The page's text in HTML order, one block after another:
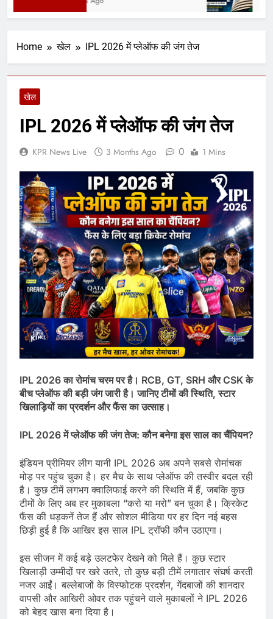
Home खेल IPL 2026 में प्लेऑफ की जंग तेज
खेल
IPL 2026 में प्लेऑफ की जंग तेज
KPR News Live 3 Months Ago 0 1 Mins
IPL 2026का रोमांच चरम पर है। RCB, GT, SRH औरCSKके
बीच प्लेऑफ की बड़ी जंग जारी है। जानिए टीमों की स्थिति,स्टार
खिलाड़ियों का प्रदर्शन और फैंस का उत्साह।
IPL 2026में प्लेऑफ की जंग तेज: कौन बनेगा इस साल का चैंपियन?
इंडियन प्रीमियर लीग यानी IPL 2026 अब अपने सबसे रोमांचक
मोड़ पर पहुंच चुका है। हर मैच के साथ प्लेऑफ की तस्वीर बदल रही
है। कुछ टीमें लगभग क्वालिफाई करने की स्थिति में हैं, जबकि कुछ
टीमों के लिए अब हर मुकाबला “करो या मरो” बन चुका है। क्रिकेट
फैंस की धड़कनें तेज हैं और सोशल मीडिया पर हर दिन नई बहस
छिड़ी हुई है कि आखिर इस साल IPL ट्रॉफी कौन उठाएगा।
इस सीजन में कई बड़े उलटफेर देखने को मिले हैं। कुछ स्टार
खिलाड़ी उम्मीदों पर खरे उतरे, तो कुछ बड़ी टीमें लगातार संघर्ष करती
नजर आईं। बल्लेबाजों के विस्फोटक प्रदर्शन, गेंदबाजों की शानदार
वापसी और आखिरी ओवर तक पहुंचने वाले मुकाबलों ने IPL 2026
को बेहद खास बना दिया है।